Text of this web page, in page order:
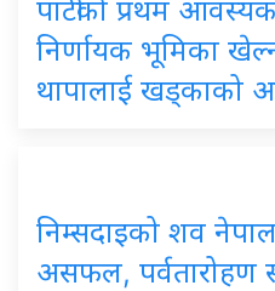
पार्टीको प्रथम
निर्णायक भूमिका
थापालाई खड्काको
निम्सदाइको शव
असफल, पर्वतारोहण